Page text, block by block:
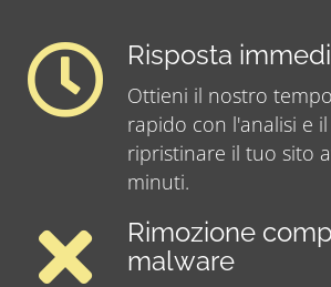
Risposta
Ottieni il nostro
rapido con l'analisi e
ripristinare il tuo sito
minuti.
Rimozione
malware